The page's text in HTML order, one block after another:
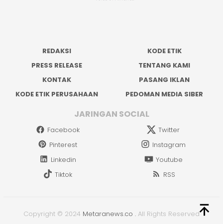
REDAKSI
KODE ETIK
PRESS RELEASE
TENTANG KAMI
KONTAK
PASANG IKLAN
KODE ETIK PERUSAHAAN
PEDOMAN MEDIA SIBER
JARINGAN SOCIAL
Facebook
Twitter
Pinterest
Instagram
Linkedin
Youtube
Tiktok
RSS
Copyright © 2024 Metaranews.co . All Rights Reserved